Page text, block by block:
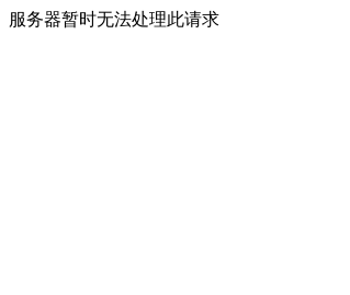
服务器暂时无法处理此请求